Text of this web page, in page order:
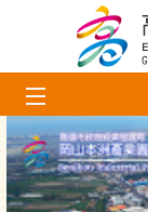
跳到主要內容區塊